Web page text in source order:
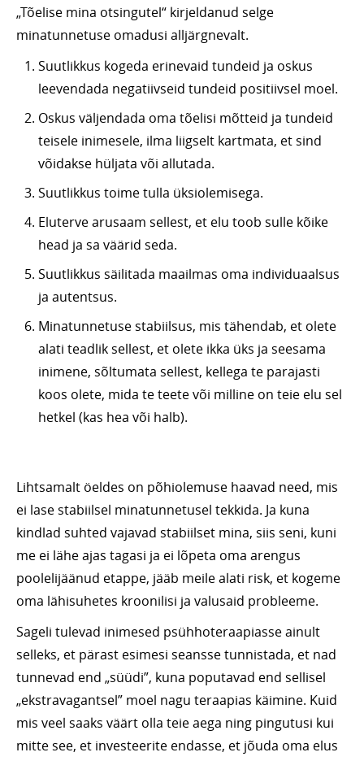
„Tõelise mina otsingutel“ kirjeldanud selge
minatunnetuse omadusi alljärgnevalt.
Suutlikkus kogeda erinevaid tundeid ja oskus
leevendada negatiivseid tundeid positiivsel moel.
Oskus väljendada oma tõelisi mõtteid ja tundeid
teisele inimesele, ilma liigselt kartmata, et sind
võidakse hüljata või allutada.
Suutlikkus toime tulla üksiolemisega.
Eluterve arusaam sellest, et elu toob sulle kõike
head ja sa väärid seda.
Suutlikkus säilitada maailmas oma individuaalsus
ja autentsus.
Minatunnetuse stabiilsus, mis tähendab, et olete
alati teadlik sellest, et olete ikka üks ja seesama
inimene, sõltumata sellest, kellega te parajasti
koos olete, mida te teete või milline on teie elu sel
hetkel (kas hea või halb).
Lihtsamalt öeldes on põhiolemuse haavad need, mis
ei lase stabiilsel minatunnetusel tekkida. Ja kuna
kindlad suhted vajavad stabiilset mina, siis seni, kuni
me ei lähe ajas tagasi ja ei lõpeta oma arengus
poolelijäänud etappe, jääb meile alati risk, et kogeme
oma lähisuhetes kroonilisi ja valusaid probleeme.
Sageli tulevad inimesed psühhoteraapiasse ainult
selleks, et pärast esimesi seansse tunnistada, et nad
tunnevad end „süüdi”, kuna poputavad end sellisel
„ekstravagantsel” moel nagu teraapias käimine. Kuid
mis veel saaks väärt olla teie aega ning pingutusi kui
mitte see, et investeerite endasse, et jõuda oma elus